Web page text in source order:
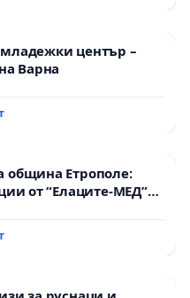
център –
Варна
община Етрополе:
от “Елаците-МЕД”
изпълнят всички